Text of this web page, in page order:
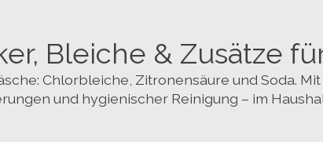
Bleiche & Zusätze
Chlorbleiche, Zitronensäure und Soda.
und hygienischer Reinigung – im